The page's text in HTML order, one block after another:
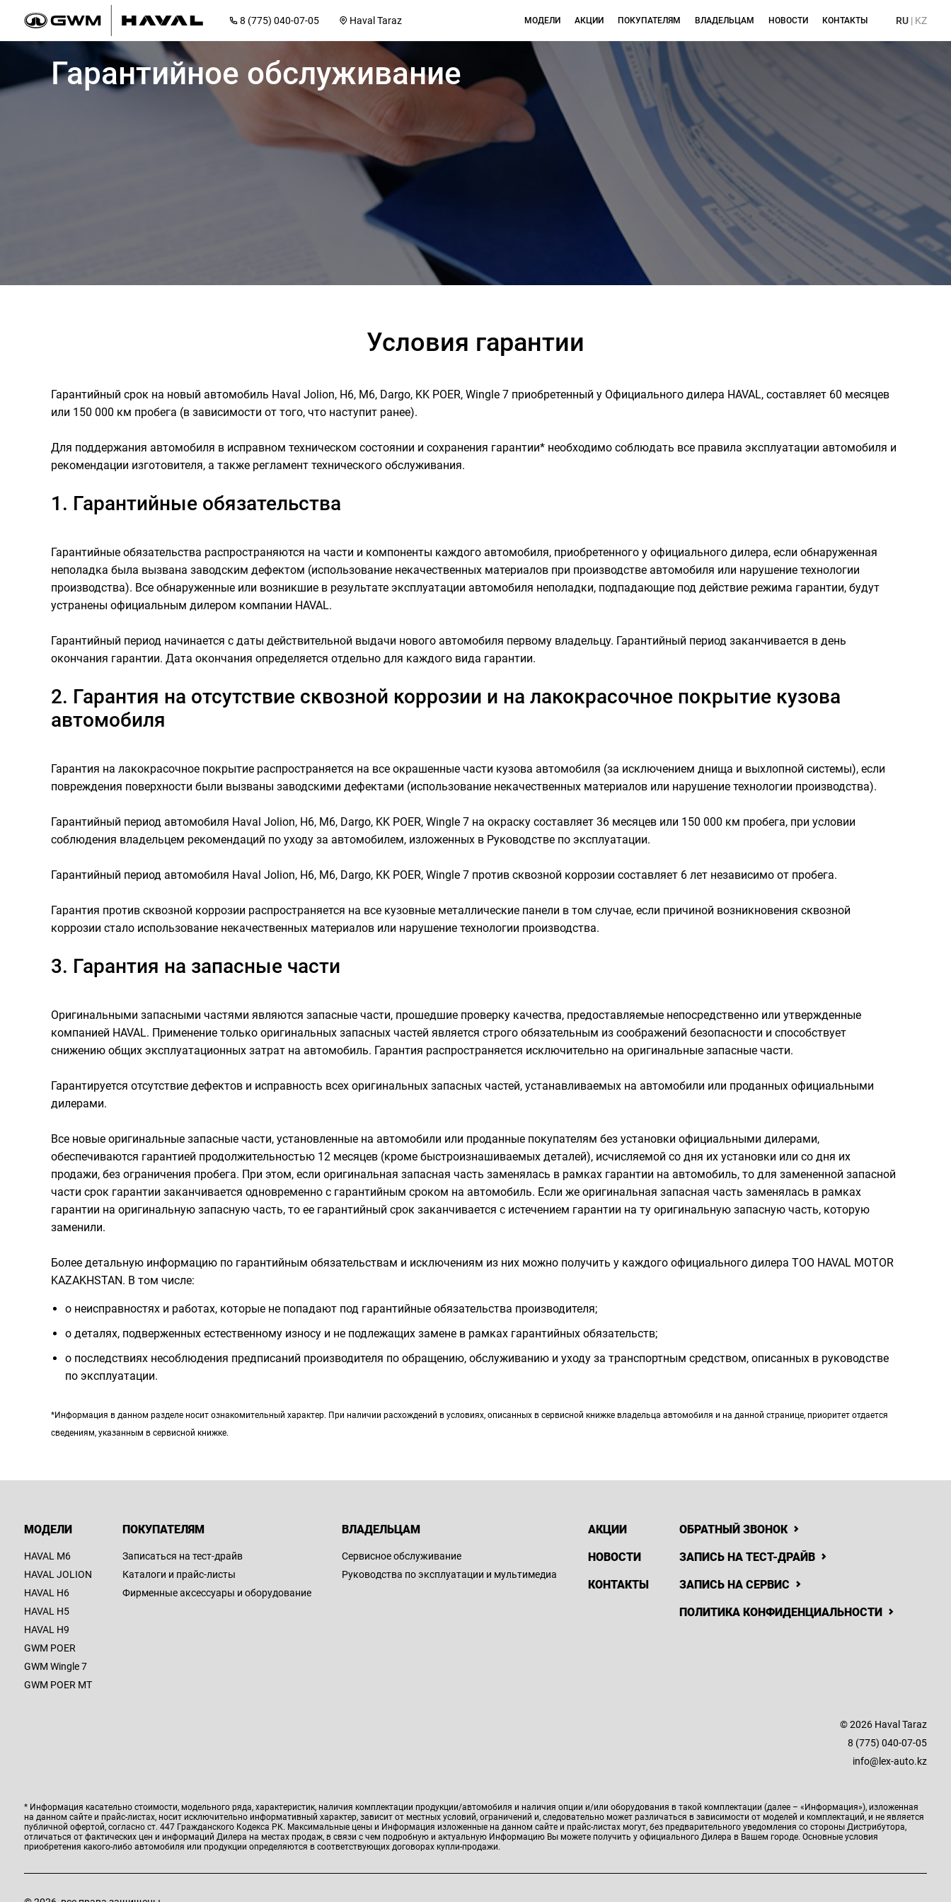
8 (775) 040-07-05 Haval Taraz МОДЕЛИ АКЦИИ ПОКУПАТЕЛЯМ ВЛАДЕЛЬЦАМ НОВОСТИ КОНТАКТЫ RU | KZ
Гарантийное обслуживание
Условия гарантии
Гарантийный срок на новый автомобиль Haval Jolion, H6, M6, Dargo, KK POER, Wingle 7 приобретенный у Официального дилера HAVAL, составляет 60 месяцев
или 150 000 км пробега (в зависимости от того, что наступит ранее).
Для поддержания автомобиля в исправном техническом состоянии и сохранения гарантии* необходимо соблюдать все правила эксплуатации автомобиля и
рекомендации изготовителя, а также регламент технического обслуживания.
1. Гарантийные обязательства
Гарантийные обязательства распространяются на части и компоненты каждого автомобиля, приобретенного у официального дилера, если обнаруженная
неполадка была вызвана заводским дефектом (использование некачественных материалов при производстве автомобиля или нарушение технологии
производства). Все обнаруженные или возникшие в результате эксплуатации автомобиля неполадки, подпадающие под действие режима гарантии, будут
устранены официальным дилером компании HAVAL.
Гарантийный период начинается с даты действительной выдачи нового автомобиля первому владельцу. Гарантийный период заканчивается в день
окончания гарантии. Дата окончания определяется отдельно для каждого вида гарантии.
2. Гарантия на отсутствие сквозной коррозии и на лакокрасочное покрытие кузова
автомобиля
Гарантия на лакокрасочное покрытие распространяется на все окрашенные части кузова автомобиля (за исключением днища и выхлопной системы), если
повреждения поверхности были вызваны заводскими дефектами (использование некачественных материалов или нарушение технологии производства).
Гарантийный период автомобиля Haval Jolion, H6, M6, Dargo, KK POER, Wingle 7 на окраску составляет 36 месяцев или 150 000 км пробега, при условии
соблюдения владельцем рекомендаций по уходу за автомобилем, изложенных в Руководстве по эксплуатации.
Гарантийный период автомобиля Haval Jolion, H6, M6, Dargo, KK POER, Wingle 7 против сквозной коррозии составляет 6 лет независимо от пробега.
Гарантия против сквозной коррозии распространяется на все кузовные металлические панели в том случае, если причиной возникновения сквозной
коррозии стало использование некачественных материалов или нарушение технологии производства.
3. Гарантия на запасные части
Оригинальными запасными частями являются запасные части, прошедшие проверку качества, предоставляемые непосредственно или утвержденные
компанией HAVAL. Применение только оригинальных запасных частей является строго обязательным из соображений безопасности и способствует
снижению общих эксплуатационных затрат на автомобиль. Гарантия распространяется исключительно на оригинальные запасные части.
Гарантируется отсутствие дефектов и исправность всех оригинальных запасных частей, устанавливаемых на автомобили или проданных официальными
дилерами.
Все новые оригинальные запасные части, установленные на автомобили или проданные покупателям без установки официальными дилерами,
обеспечиваются гарантией продолжительностью 12 месяцев (кроме быстроизнашиваемых деталей), исчисляемой со дня их установки или со дня их
продажи, без ограничения пробега. При этом, если оригинальная запасная часть заменялась в рамках гарантии на автомобиль, то для замененной запасной
части срок гарантии заканчивается одновременно с гарантийным сроком на автомобиль. Если же оригинальная запасная часть заменялась в рамках
гарантии на оригинальную запасную часть, то ее гарантийный срок заканчивается с истечением гарантии на ту оригинальную запасную часть, которую
заменили.
Более детальную информацию по гарантийным обязательствам и исключениям из них можно получить у каждого официального дилера ТОО HAVAL MOTOR
KAZAKHSTAN. В том числе:
о неисправностях и работах, которые не попадают под гарантийные обязательства производителя;
о деталях, подверженных естественному износу и не подлежащих замене в рамках гарантийных обязательств;
о последствиях несоблюдения предписаний производителя по обращению, обслуживанию и уходу за транспортным средством, описанных в руководстве
по эксплуатации.
*Информация в данном разделе носит ознакомительный характер. При наличии расхождений в условиях, описанных в сервисной книжке владельца автомобиля и на данной странице, приоритет отдается
сведениям, указанным в сервисной книжке.
МОДЕЛИ
HAVAL M6
HAVAL JOLION
HAVAL H6
HAVAL H5
HAVAL H9
GWM POER
GWM Wingle 7
GWM POER MT
ПОКУПАТЕЛЯМ
Записаться на тест-драйв
Каталоги и прайс-листы
Фирменные аксессуары и оборудование
ВЛАДЕЛЬЦАМ
Сервисное обслуживание
Руководства по эксплуатации и мультимедиа
АКЦИИ
НОВОСТИ
КОНТАКТЫ
ОБРАТНЫЙ ЗВОНОК
ЗАПИСЬ НА ТЕСТ-ДРАЙВ
ЗАПИСЬ НА СЕРВИС
ПОЛИТИКА КОНФИДЕНЦИАЛЬНОСТИ
© 2026 Haval Taraz
8 (775) 040-07-05
info@lex-auto.kz
* Информация касательно стоимости, модельного ряда, характеристик, наличия комплектации продукции/автомобиля и наличия опции и/или оборудования в такой комплектации (далее – «Информация»), изложенная
на данном сайте и прайс-листах, носит исключительно информативный характер, зависит от местных условий, ограничений и, следовательно может различаться в зависимости от моделей и комплектаций, и не является
публичной офертой, согласно ст. 447 Гражданского Кодекса РК. Максимальные цены и Информация изложенные на данном сайте и прайс-листах могут, без предварительного уведомления со стороны Дистрибутора,
отличаться от фактических цен и информаций Дилера на местах продаж, в связи с чем подробную и актуальную Информацию Вы можете получить у официального Дилера в Вашем городе. Основные условия
приобретения какого-либо автомобиля или продукции определяются в соответствующих договорах купли-продажи.